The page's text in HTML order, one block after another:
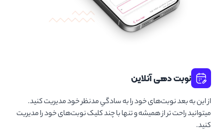
نوبت دهی آنلاین
از این به بعد نوبت‌های خود را به سادگیِ مدنظر خود مدیریت کنید.
میتوانید راحت تر از همیشه و تنها با چند کلیک نوبت‌های خود را مدیریت
کنید.